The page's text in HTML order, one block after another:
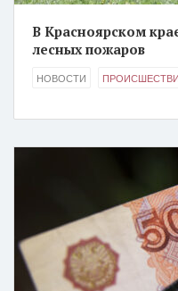
В Красноярском
лесных пожаров
НОВОСТИ